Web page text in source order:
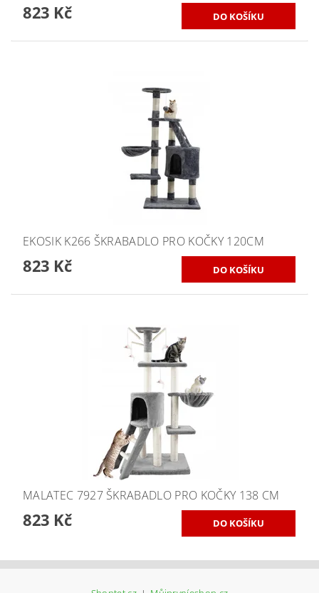
823 Kč
EKOSIK K266 ŠKRABADLO PRO KOČKY 120CM
823 Kč
MALATEC 7927 ŠKRABADLO PRO KOČKY 138 CM
823 Kč